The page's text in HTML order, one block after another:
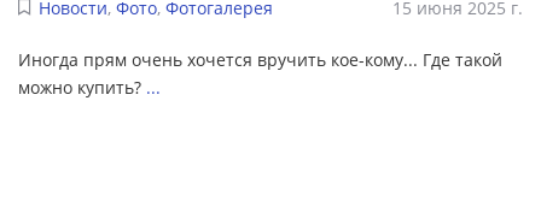
Новости, Фото, Фотогалерея 15 июня 2025 г.
Иногда прям очень хочется вручить кое-кому... Где такой
можно купить? ...